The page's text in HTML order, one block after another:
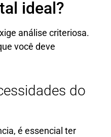
ideal?
análise criteriosa.
você deve
do
é essencial ter